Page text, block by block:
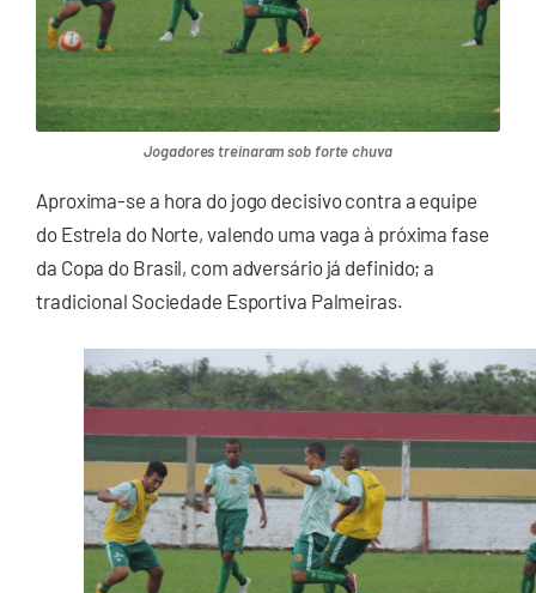
Jogadores treinaram sob forte chuva
Aproxima-se a hora do jogo decisivo contra a equipe
do Estrela do Norte, valendo uma vaga à próxima fase
da Copa do Brasil, com adversário já definido; a
tradicional Sociedade Esportiva Palmeiras.